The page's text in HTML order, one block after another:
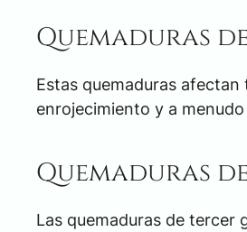
Quemaduras
Estas quemaduras
enrojecimiento y a
Quemaduras
Las quemaduras de tercer